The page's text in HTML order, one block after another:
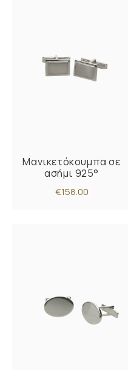
Μανικετόκουμπα σε
ασήμι 925°
€158.00